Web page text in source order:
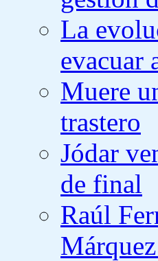
La
evacuar
Muere
trastero
Jódar
de final
Raúl